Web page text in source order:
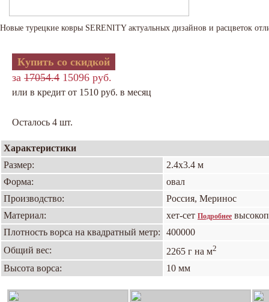
Новые турецкие ковры SERENITY актуальных дизайнов и расцветок
Купить со скидкой
за 17054.4 15096 руб.
или в кредит от 1510 руб. в месяц
Осталось 4 шт.
Характеристики
Размер:
2.4х3.4 м
Форма:
овал
Производство:
Россия, Меринос
Материал:
хет-сет Подробнее
Плотность ворса на квадратный метр:
400000
Общий вес:
2265 г на м2
Высота ворса: 10 мм